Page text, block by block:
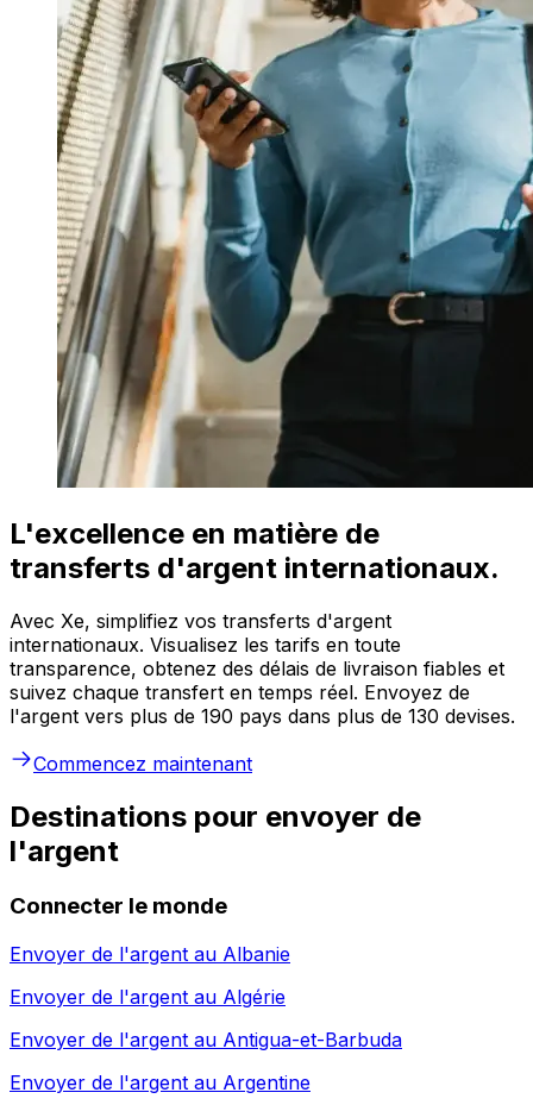
L'excellence en matière de
transferts d'argent internationaux.
Avec Xe, simplifiez vos transferts d'argent
internationaux. Visualisez les tarifs en toute
transparence, obtenez des délais de livraison fiables et
suivez chaque transfert en temps réel. Envoyez de
l'argent vers plus de 190 pays dans plus de 130 devises.
Commencez maintenant
Destinations pour envoyer de
l'argent
Connecter le monde
Envoyer de l'argent au Albanie
Envoyer de l'argent au Algérie
Envoyer de l'argent au Antigua-et-Barbuda
Envoyer de l'argent au Argentine